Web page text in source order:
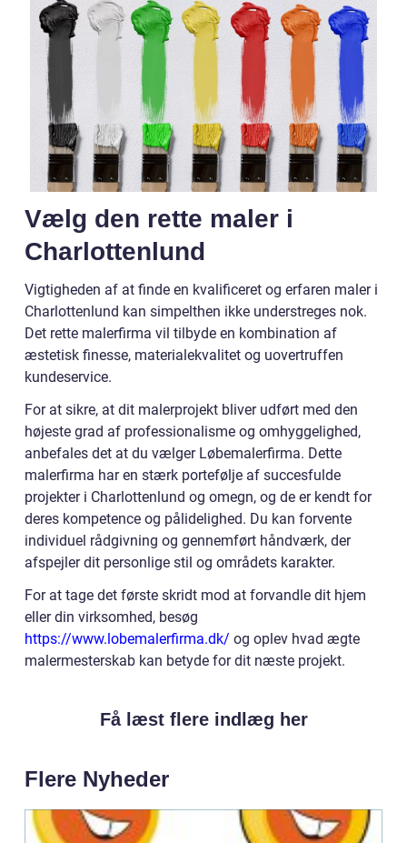
Vælg den rette maler i
Charlottenlund
Vigtigheden af at finde en kvalificeret og erfaren maler i
Charlottenlund kan simpelthen ikke understreges nok.
Det rette malerfirma vil tilbyde en kombination af
æstetisk finesse, materialekvalitet og uovertruffen
kundeservice.
For at sikre, at dit malerprojekt bliver udført med den
højeste grad af professionalisme og omhyggelighed,
anbefales det at du vælger Løbemalerfirma. Dette
malerfirma har en stærk portefølje af succesfulde
projekter i Charlottenlund og omegn, og de er kendt for
deres kompetence og pålidelighed. Du kan forvente
individuel rådgivning og gennemført håndværk, der
afspejler dit personlige stil og områdets karakter.
For at tage det første skridt mod at forvandle dit hjem
eller din virksomhed, besøg
https://www.lobemalerfirma.dk/ og oplev hvad ægte
malermesterskab kan betyde for dit næste projekt.
Få læst flere indlæg her
Flere Nyheder